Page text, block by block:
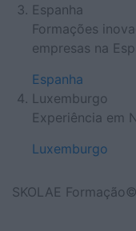
Espanha
Formações
empresas na
Espanha
Luxemburgo
Experiência em
Luxemburgo
SKOLAE